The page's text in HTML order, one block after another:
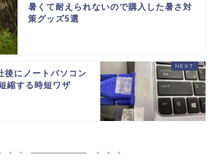
暑くて耐えられないので購入した暑さ対
策グッズ5選
後にノートパソコン
縮する時短ワザ